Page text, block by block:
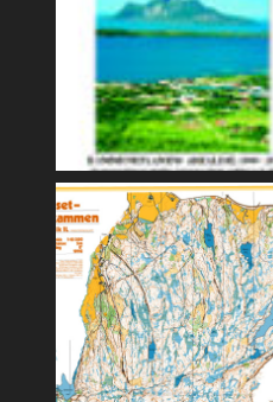
Trøndelag, 2005